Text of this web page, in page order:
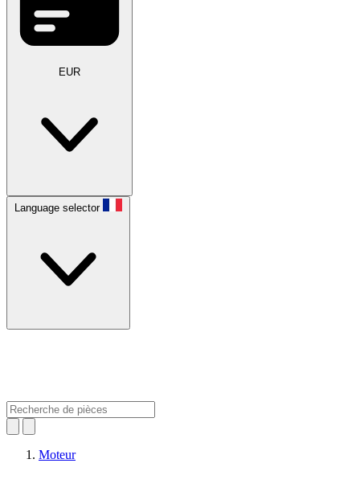
EUR
Language selector
Moteur